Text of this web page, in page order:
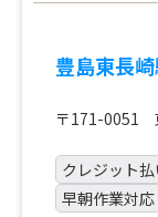
豊島東長
〒171-0051
クレジット
早朝作業対応